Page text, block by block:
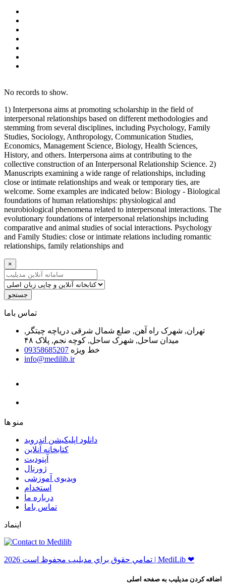
No records to show.
1) Interpersona aims at promoting scholarship in the field of
interpersonal relationships based on different methodologies and
stemming from several disciplines, including Psychology, Family
Studies, Sociology, Anthropology, Communication Studies,
Economics, Management Science, Biology, Health Sciences,
History, and others. Interpersona aims at contributing to the
collective construction of an Interpersonal Relationship Science. 2)
Manuscripts examining a wide range of relationships, including
close or intimate relationships and weak or temporary ties, are
welcome. Some examples are indicated below: Biology - Biological
foundations of human relationships: physiological and
neurobiological phenomena related to interpersonal interactions. The
evolutionary foundations of interpersonal relationships including
comparative and animal studies of social interactions. Psychology
and Family Studies: close or intimate relations including romantic
relationships, family relationships and
×
جستجو
ﺗﻤﺎﺱ ﺑﺎﻣﺎ
تهران, شهرک راه آهن, ضلع شمال شرقی دریاچه چیتگر,
میدان ساحل, شهرک ساحل, کوچه نجم, پلاک ۴۸
خط ویژه 09358685207
info@medilib.ir
ﻣﻨﻮ ﻫﺎ
دانلود اپلیکیشن اندروید
ﮐﺘﺎﺑﺨﺎﻧﻪ ﺁﻧﻼﯾﻦ
ﺁﭘﺘﻮﺩﯾﺖ
ﮊﻭﺭﻧﺎﻝ
ویدیوی آموزشی
استخدام
درباره ما
ﺗﻤﺎﺱ ﺑﺎﻣﺎ
اینماد
ﺗﻤﺎﻣﻲ ﺣﻘﻮﻕ ﺑﺮاﻱ ﻣﺪﻳﻠﻴﺐ ﻣﺤﻔﻮﻅ اﺳﺖ 2026 | MediLib ❤
اضافه کردن مدیلیب به صفحه اصلی